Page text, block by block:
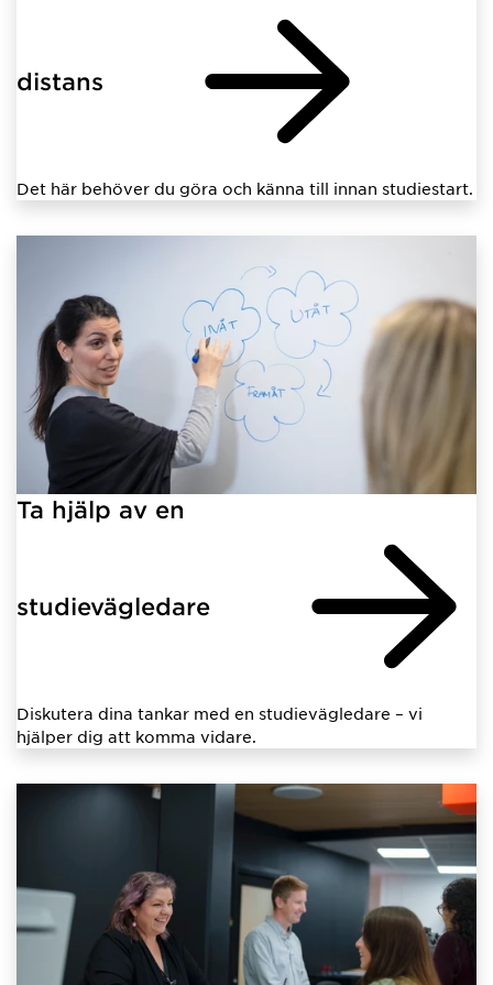
distans
Det här behöver du göra och känna till innan studiestart.
Ta hjälp av en
studievägledare
Diskutera dina tankar med en studievägledare – vi
hjälper dig att komma vidare.